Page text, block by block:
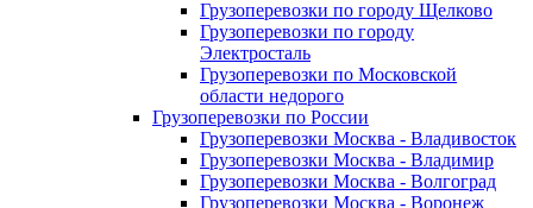
Грузоперевозки по городу Щелково
Грузоперевозки по городу
Электросталь
Грузоперевозки по Московской
области недорого
Грузоперевозки по России
Грузоперевозки Москва - Владивосток
Грузоперевозки Москва - Владимир
Грузоперевозки Москва - Волгоград
Грузоперевозки Москва - Воронеж